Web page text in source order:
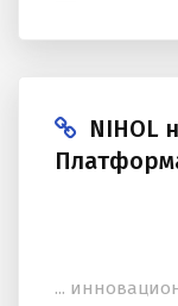
NIHOL
...